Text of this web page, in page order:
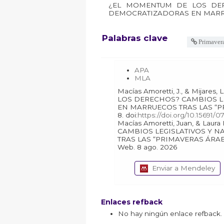
¿EL MOMENTUM DE LOS
DEMOCRATIZADORAS EN
Palabras clave
APA
MLA
Macías Amoretti, J., & Mijares, L. (2025). ¿EL MOMENTUM DE
LOS DERECHOS? CAMBIOS
EN MARRUECOS TRAS LAS
8. doi:https://doi.org/10.15691/
Macías Amoretti, Juan, & Laura Mijares. "¿EL MOMENTUM DE LOS DERECHOS?
CAMBIOS LEGISLATIVOS Y
TRAS LAS “PRIMAVERAS
Web. 8 ago. 2026
Enviar a Mendeley
Enlaces refback
No hay ningún enlace refback.